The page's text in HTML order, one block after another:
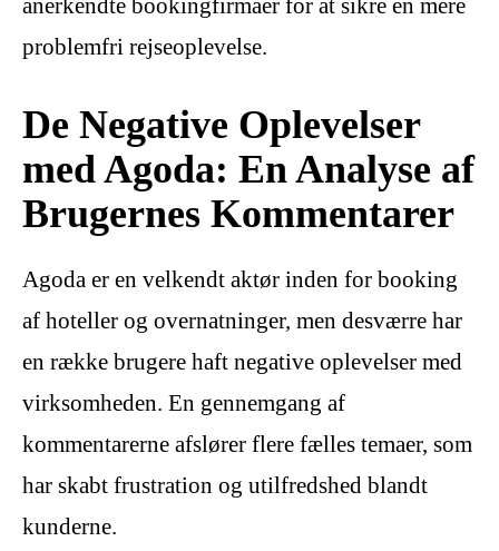
anerkendte bookingfirmaer for at sikre en mere
problemfri rejseoplevelse.
De Negative Oplevelser
med Agoda: En Analyse af
Brugernes Kommentarer
Agoda er en velkendt aktør inden for booking
af hoteller og overnatninger, men desværre har
en række brugere haft negative oplevelser med
virksomheden. En gennemgang af
kommentarerne afslører flere fælles temaer, som
har skabt frustration og utilfredshed blandt
kunderne.